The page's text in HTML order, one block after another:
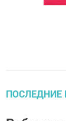
ПОСЛЕДНИЕ